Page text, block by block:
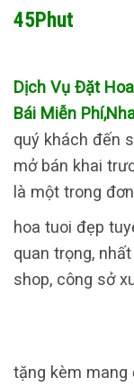
45Phut
Dịch Vụ Đặt
Bái Miễn
quý khách đến
mở bán khai
là một trong
hoa tuoi đẹp
quan trọng,
shop, công sở
tặng kèm mang